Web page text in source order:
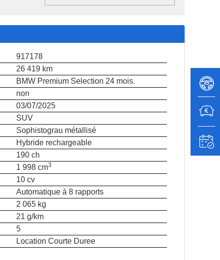
917178
26 419 km
BMW Premium Selection 24 mois.
non
03/07/2025
SUV
Sophistograu métallisé
Hybride rechargeable
190 ch
1 998 cm3
10 cv
Automatique à 8 rapports
2 065 kg
21 g/km
5
Location Courte Duree